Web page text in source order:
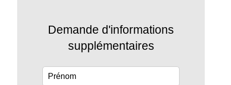
Demande d'informations
supplémentaires